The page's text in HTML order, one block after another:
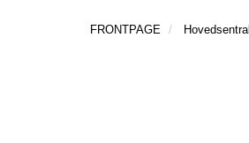
FRONTPAGE Hovedsentral